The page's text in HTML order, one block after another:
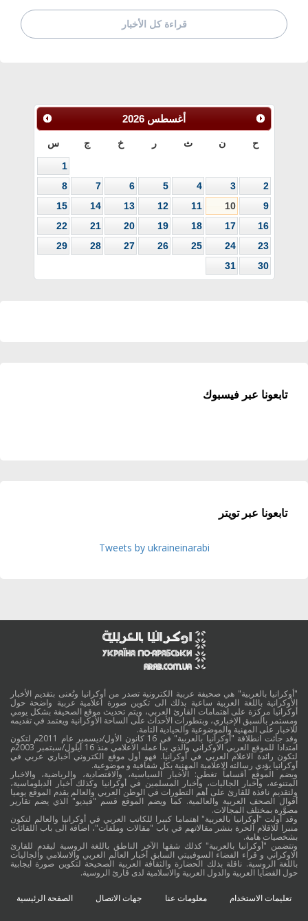
قراءة كل الأخبار
أغسطس 2026
ح ن ث ر خ ج س
1
2
3
4
5
6
7
8
9
10
11
12
13
14
15
16
17
18
19
20
21
22
23
24
25
26
27
28
29
30
31
تابعونا عبر فيسبوك
تابعونا عبر تويتر
Tweets by ukraineinarabi
"أوكرانيا بالعربية" هي صحيفة عربية الكترونية تصدر من أوكرانيا وتُعنى بتقديم الأخبار
الأوكرانية باللغة العربية ساعية بذلك الى تكوين صورة اعلامية عربية واضحة حول
أوكرانيا مركزة على اهتمامات القارئ العربي، ويتم تحديث موقع الصحيفة بشكل يومي
ومستمر بالسبق الإخباري، وبتطورات الأحداث على الساحة الأوكرانية ويعتمد في تقديمه
للاخبار على المهنية والموضوعية والحيادية التامة.
وقد جائت انطلاقة "أوكرانيا بالعربية" في 16 كانون الأول/ديسمبر عام 2011م لتكون
امتدادا للموقع العربي الاوكراني والذي بدأ عمله الاعلامي منذ 16 أيلول/سبتمبر 2003م
لتكون رائدة الاعلام العربي في أوكرانيا. فهو أول موقع الكتروني أخباري عربي في
أوكرانيا يؤدي رسالته الاعلامية المهنية بكل شفافية و موضوعية.
ويضم الموقع أقساماً تغطي: الأخبار السياسية، والاقتصادية، والرياضية، والاخبار
المتنوعة، وأخبار الجاليات، وأخبار المسلمين في أوكرانيا وكذلك أخبار الدبلوماسية،
ولتقديم نافذة للقارئ على أهم التطورات في الوطن العربي والعالم يقدم الموقع يوميا
أقوال الصحف العربية والعالمية. كما ويضم الموقع قسم "فيديو" الذي يضم تقارير
مصوَّرة بمختلف المجالات.
وقد أولت "أوكرانيا بالعربية" اهتماما كبيرا للكاتب العربي في أوكرانيا والعالم لتكون
منبرا للاقلام الحرة بنشر مقالاتهم في باب "مقالات وملفات"، اضافة الى باب اللقائات
بشخصيات هامة.
وتتضمن "أوكرانيا بالعربية" كذلك شقها الآخر الناطق باللغة الروسية ليقدم للقارئ
الاوكراني و قراء الفضاء السوفييتي السابق أخبار العالم العربي والاسلامي والجاليات
باللغة الروسية. ناقلة بذلك الحضارة والثقافة العربية الصحيحة لتكوين صورة ايجابية
حول القضايا العربية والدول العربية والاسلامية لدى قارئ الروسية.
تعليمات الاستخدام معلومات عنا جهات الاتصال الصفحة الرئيسية